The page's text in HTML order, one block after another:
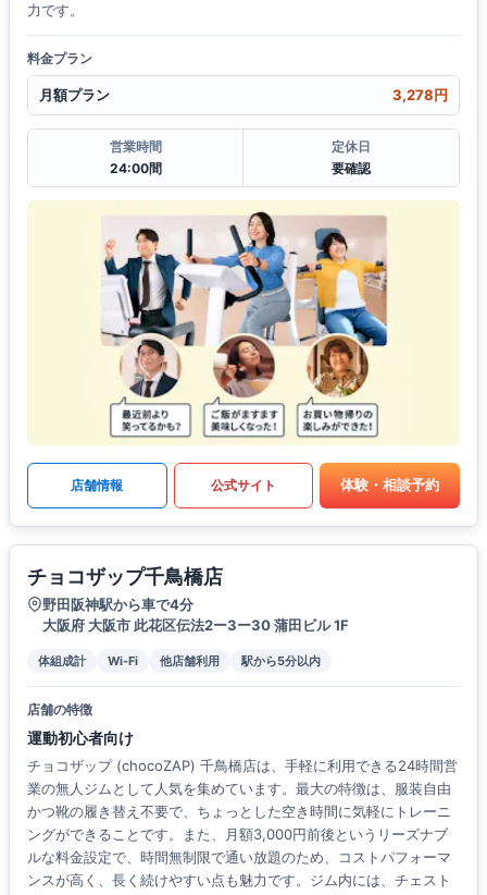
力です。
料金プラン
月額プラン 3,278円
営業時間
24:00間
定休日
要確認
店舗情報 公式サイト 体験・相談予約
チョコザップ千鳥橋店
野田阪神駅から車で4分
大阪府 大阪市 此花区伝法2ー3ー30 蒲田ビル 1F
体組成計 Wi-Fi 他店舗利用 駅から5分以内
店舗の特徴
運動初心者向け
チョコザップ (chocoZAP) 千鳥橋店は、手軽に利用できる24時間営
業の無人ジムとして人気を集めています。最大の特徴は、服装自由
かつ靴の履き替え不要で、ちょっとした空き時間に気軽にトレーニ
ングができることです。また、月額3,000円前後というリーズナブ
ルな料金設定で、時間無制限で通い放題のため、コストパフォーマ
ンスが高く、長く続けやすい点も魅力です。ジム内には、チェスト